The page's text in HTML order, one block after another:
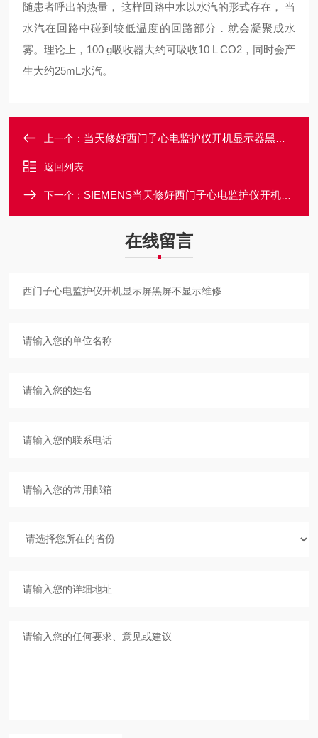
随患者呼出的热量， 这样回路中水以水汽的形式存在， 当
水汽在回路中碰到较低温度的回路部分．就会凝聚成水
雾。理论上，100 g吸收器大约可吸收10 L CO2，同时会产
生大约25mL水汽。
上一个： 当天修好西门子心电监护仪开机显示器黑屏不亮维修
返回列表
下一个： SIEMENS当天修好西门子心电监护仪开机无法正常启动专业维修
在线留言